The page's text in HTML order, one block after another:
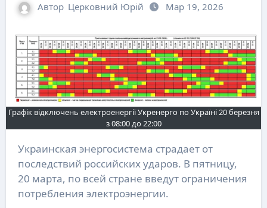
Автор Церковний Юрій Мар 19, 2026
Графік відключень електроенергії Укренерго по Україні 20 березня
з 08:00 до 22:00
Украинская энергосистема страдает от
последствий российских ударов. В пятницу,
20 марта, по всей стране введут ограничения
потребления электроэнергии.